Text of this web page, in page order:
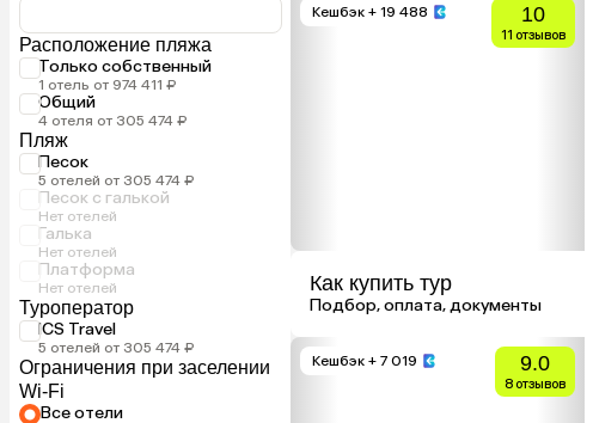
Расположение пляжа
Только собственный
1 отель от 974 411 ₽
Общий
4 отеля от 305 474 ₽
Пляж
Песок
5 отелей от 305 474 ₽
Песок с галькой
Нет отелей
Галька
Нет отелей
Платформа
Нет отелей
Туроператор
ICS Travel
5 отелей от 305 474 ₽
Ограничения при заселении
Wi-Fi
Все отели
Кешбэк + 19 488 10
11 отзывов
Как купить тур
Подбор, оплата, документы
Кешбэк + 7 019 9.0
8 отзывов